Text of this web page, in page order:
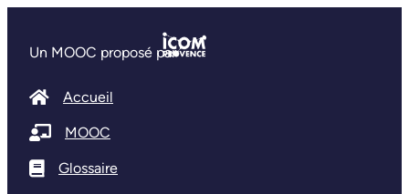
Un MOOC proposé par
Accueil
MOOC
Glossaire